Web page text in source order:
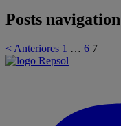
Posts navigation
< Anteriores 1 … 6 7